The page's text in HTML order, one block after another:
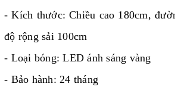
- Kích thước: Chiều cao 180cm,
độ rộng sải 100cm
- Loại bóng: LED ánh sáng vàng
- Bảo hành: 24 tháng